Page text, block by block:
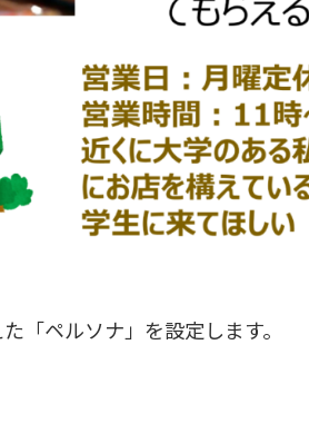
「ペルソナ」を設定します。